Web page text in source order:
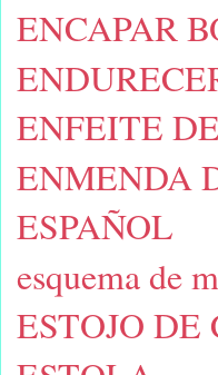
ENCAPAR
ENFEITE
ENMENDA
ESPAÑOL
esquema de
ESTOJO DE